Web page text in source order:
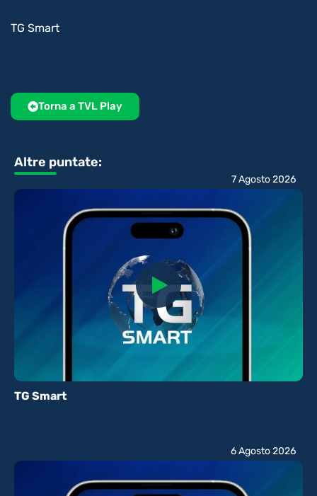
TG Smart
Torna a TVL Play
Altre puntate:
TG Smart
7 Agosto 2026
6 Agosto 2026